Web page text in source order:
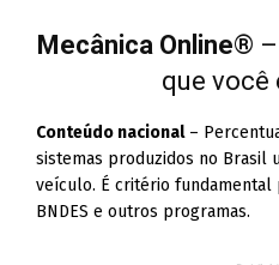
Mecânica Online®
que você
Conteúdo nacional–
sistemas produzidos no Brasil
veículo. É critério fundamental
BNDES e outros programas.